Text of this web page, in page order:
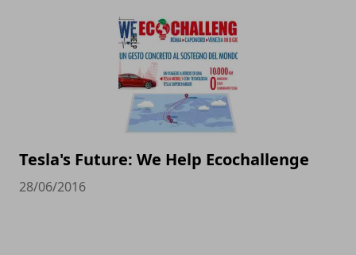
Tesla's Future: We Help Ecochallenge
28/06/2016